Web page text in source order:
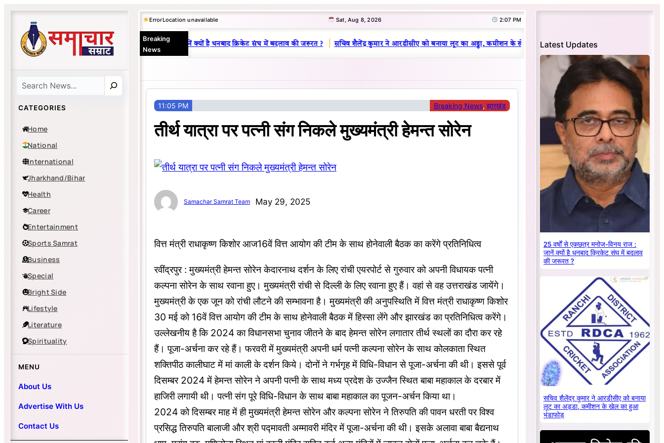
Skip
content
Search
CATEGORIES
Home
National
International
Jharkhand/Bihar
Health
Career
Entertainment
Sports Samrat
Business
Special
Bright Side
Lifestyle
Literature
Spirituality
MENU
About Us
Advertise With Us
Contact Us
ErrorLocation unavailable Sat, Aug 8, 2026 2:07 PM
Breaking
News
25 वर्षों से एकछत्र मनोज-विनय राज : जानें क्यों है धनबाद क्रिकेट संघ में बदलाव की जरूरत ? | सचिव शैलेंद्र कुमार ने आरडीसीए को बनाया लूट का अड्डा, कमीशन के खेल का हुआ भंडाफोड़ | धनबाद क्रिकेट संघ में
11:05 PM Breaking News, झारखंड
तीर्थ यात्रा पर पत्नी संग निकले मुख्यमंत्री हेमन्त सोरेन
Samachar Samrat Team May 29, 2025
वित्त मंत्री राधाकृष्ण किशोर आज16वें वित्त आयोग की टीम के साथ होनेवाली बैठक का करेंगे प्रतिनिधित्व
रवींद्रपुर : मुख्यमंत्री हेमन्त सोरेन केदारनाथ दर्शन के लिए रांची एयरपोर्ट से गुरुवार को अपनी विधायक पत्नी
कल्पना सोरेन के साथ रवाना हुए। मुख्यमंत्री रांची से दिल्ली के लिए रवाना हुए हैं। वहां से वह उत्तराखंड जायेंगे।
मुख्यमंत्री के एक जून को रांची लौटने की सम्भावना है। मुख्यमंत्री की अनुपस्थिति में वित्त मंत्री राधाकृष्ण किशोर
30 मई को 16वें वित्त आयोग की टीम के साथ होनेवाली बैठक में हिस्सा लेंगे और झारखंड का प्रतिनिधित्व करेंगे।
उल्लेखनीय है कि 2024 का विधानसभा चुनाव जीतने के बाद हेमन्त सोरेन लगातार तीर्थ स्थलों का दौरा कर रहे
हैं। पूजा-अर्चना कर रहे हैं। फरवरी में मुख्यमंत्री अपनी धर्म पत्नी कल्पना सोरेन के साथ कोलकाता स्थित
शक्तिपीठ कालीघाट में मां काली के दर्शन किये। दोनों ने गर्भगृह में विधि-विधान से पूजा-अर्चना की थी। इससे पूर्व
दिसम्बर 2024 में हेमन्त सोरेन ने अपनी पत्नी के साथ मध्य प्रदेश के उज्जैन स्थित बाबा महाकाल के दरबार में
हाजिरी लगायी थी। पत्नी संग पूरे विधि-विधान के साथ बाबा महाकाल का पूजन-अर्चन किया था।
2024 को दिसम्बर माह में ही मुख्यमंत्री हेमन्त सोरेन और कल्पना सोरेन ने तिरुपति की पावन धरती पर विश्व
प्रसिद्ध तिरुपति बालाजी और श्री पद्मावती अम्मावरी मंदिर में पूजा-अर्चना की थी। इसके अलावा बाबा बैद्यनाथ
Latest Updates
25 वर्षों से एकछत्र मनोज-विनय राज :
जानें क्यों है धनबाद क्रिकेट संघ में बदलाव
की जरूरत ?
सचिव शैलेंद्र कुमार ने आरडीसीए को बनाया
लूट का अड्डा, कमीशन के खेल का हुआ
भंडाफोड़